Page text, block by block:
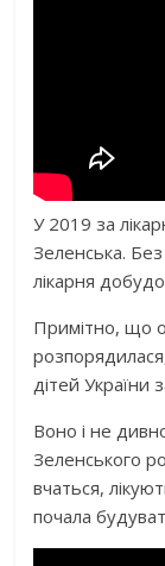
У 2019 за
Зеленська.
лікарня
Примітно, що
дітей України
Воно і не
Зеленського
вчаться,
почала